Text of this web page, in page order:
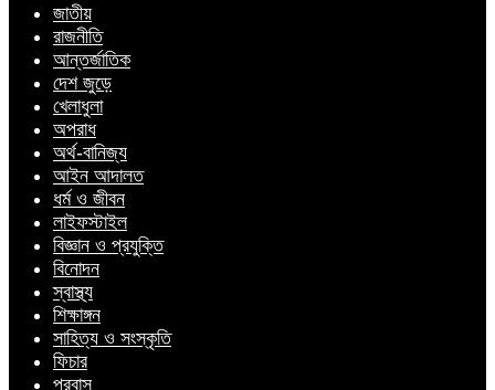
জাতীয়
রাজনীতি
আন্তর্জাতিক
দেশ জুড়ে
খেলাধুলা
অপরাধ
অর্থ-বানিজ্য
আইন আদালত
ধর্ম ও জীবন
লাইফস্টাইল
বিজ্ঞান ও প্রযুক্তি
বিনোদন
স্বাস্থ্য
শিক্ষাঙ্গন
সাহিত্য ও সংস্কৃতি
ফিচার
প্রবাস